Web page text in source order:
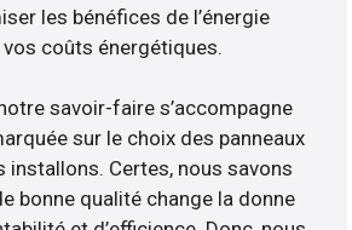
les bénéfices de l’énergie
coûts énergétiques.
savoir-faire s’accompagne
sur le choix des panneaux
installons. Certes, nous savons
bonne qualité change la donne